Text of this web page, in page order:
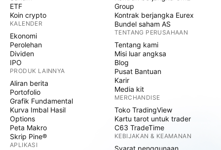
ETF
Koin crypto
KALENDER
Ekonomi
Perolehan
Dividen
IPO
PRODUK LAINNYA
Aliran berita
Portofolio
Grafik Fundamental
Kurva Imbal Hasil
Options
Peta Makro
Skrip Pine®
APLIKASI
Group
Kontrak berjangka Eurex
Bundel saham AS
TENTANG PERUSAHAAN
Tentang kami
Misi luar angksa
Blog
Pusat Bantuan
Karir
Media kit
MERCHANDISE
Toko TradingView
Kartu tarot untuk trader
C63 TradeTime
KEBIJAKAN & KEAMANAN
Syarat penggunaan